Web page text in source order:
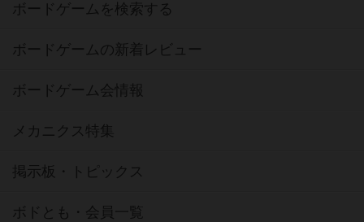
ボードゲームを検索する
ボードゲームの新着レビュー
ボードゲーム会情報
メカニクス特集
掲示板・トピックス
ボドとも・会員一覧